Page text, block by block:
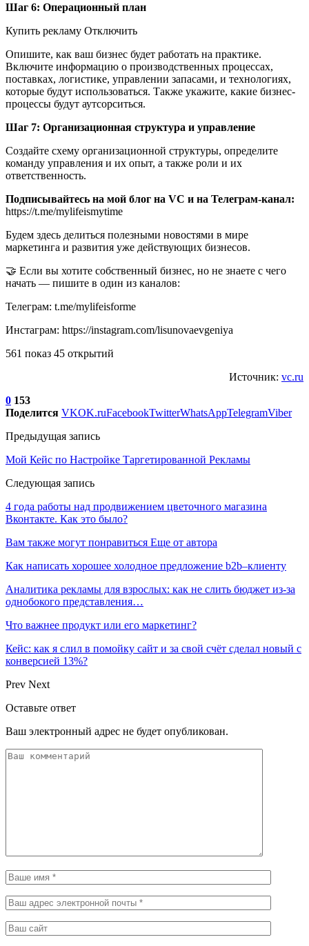
Шаг 6: Операционный план
Купить рекламу Отключить
Опишите, как ваш бизнес будет работать на практике.
Включите информацию о производственных процессах,
поставках, логистике, управлении запасами, и технологиях,
которые будут использоваться. Также укажите, какие бизнес-
процессы будут аутсорситься.
Шаг 7: Организационная структура и управление
Создайте схему организационной структуры, определите
команду управления и их опыт, а также роли и их
ответственность.
Подписывайтесь на мой блог на VC и на Телеграм-канал:
https://t.me/mylifeismytime
Будем здесь делиться полезными новостями в мире
маркетинга и развития уже действующих бизнесов.
🤝 Если вы хотите собственный бизнес, но не знаете с чего
начать — пишите в один из каналов:
Телеграм: t.me/mylifeisforme
Инстаграм: https://instagram.com/lisunovaevgeniya
561 показ 45 открытий
Источник: vc.ru
0 153
Поделится VKOK.ruFacebookTwitterWhatsAppTelegramViber
Предыдущая запись
Мой Кейс по Настройке Таргетированной Рекламы
Следующая запись
4 года работы над продвижением цветочного магазина
Вконтакте. Как это было?
Вам также могут понравиться Еще от автора
Как написать хорошее холодное предложение b2b–клиенту
Аналитика рекламы для взрослых: как не слить бюджет из-за
однобокого представления…
Что важнее продукт или его маркетинг?
Кейс: как я слил в помойку сайт и за свой счёт сделал новый с
конверсией 13%?
Prev Next
Оставьте ответ
Ваш электронный адрес не будет опубликован.